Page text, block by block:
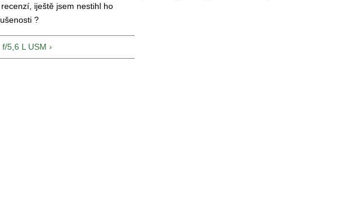
iještě jsem nestihl ho
?
5,6 L USM ›